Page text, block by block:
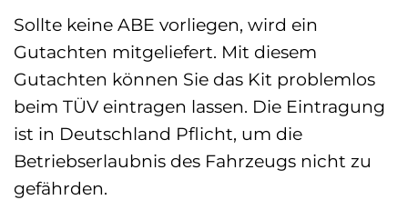
Sollte keine ABE vorliegen, wird ein
Gutachten mitgeliefert. Mit diesem
Gutachten können Sie das Kit problemlos
beim TÜV eintragen lassen. Die Eintragung
ist in Deutschland Pflicht, um die
Betriebserlaubnis des Fahrzeugs nicht zu
gefährden.